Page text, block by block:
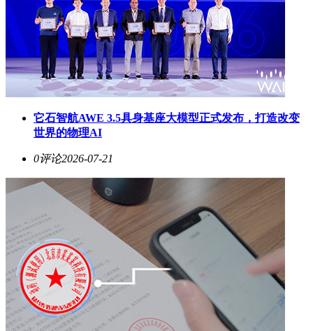
它石智航AWE 3.5具身基座大模型正式发布，打造改变
世界的物理AI
0评论2026-07-21